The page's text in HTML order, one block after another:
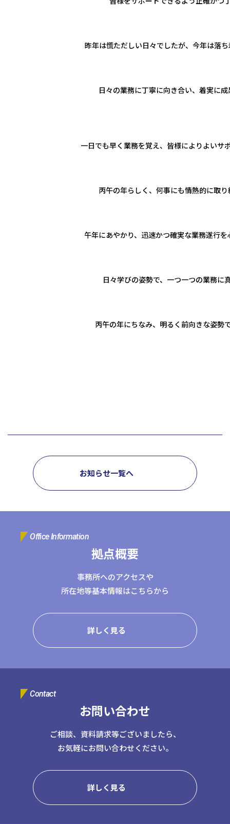
昨年は慌ただしい日々でしたが、今年は落
日々の業務に丁寧に向き合い、着実に
一日でも早く業務を覚え、皆様によりよいサ
丙午の年らしく、何事にも情熱的に取
午年にあやかり、迅速かつ確実な業務遂行
日々学びの姿勢で、一つ一つの業務に
丙午の年にちなみ、明るく前向きな姿勢
お知らせ一覧へ
Office Information
拠点概要
事務所へのアクセスや
所在地等基本情報はこちらから
詳しく見る
Contact
お問い合わせ
ご相談、資料請求等ございましたら、
お気軽にお問い合わせください。
詳しく見る